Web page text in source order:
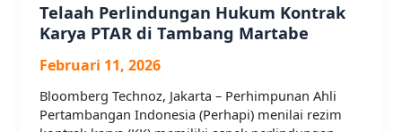
Telaah Perlindungan Hukum Kontrak
Karya PTAR di Tambang Martabe
Februari 11, 2026
Bloomberg Technoz, Jakarta – Perhimpunan Ahli
Pertambangan Indonesia (Perhapi) menilai rezim